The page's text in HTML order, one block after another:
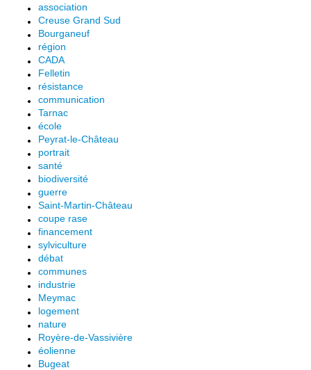
association
Creuse Grand Sud
Bourganeuf
région
CADA
Felletin
résistance
communication
Tarnac
école
Peyrat-le-Château
portrait
santé
biodiversité
guerre
Saint-Martin-Château
coupe rase
financement
sylviculture
débat
communes
industrie
Meymac
logement
nature
Royère-de-Vassivière
éolienne
Bugeat